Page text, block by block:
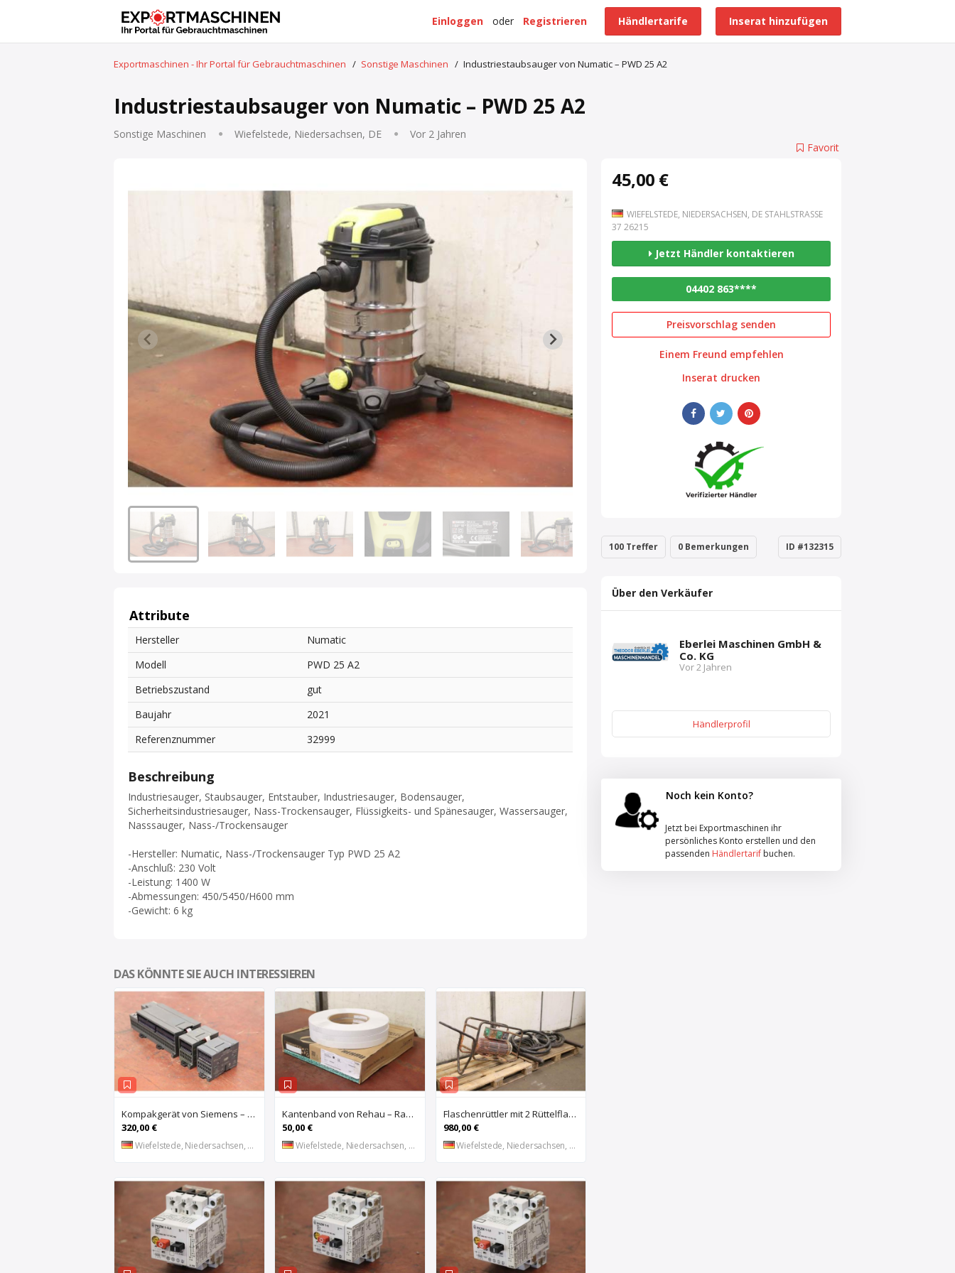
Inserat hinzufügen
Händlertarife
Registrieren
oder
Einloggen
Exportmaschinen - Ihr Portal für Gebrauchtmaschinen / Sonstige Maschinen / Industriestaubsauger von Numatic – PWD 25 A2
Industriestaubsauger von Numatic – PWD 25 A2
Sonstige Maschinen Wiefelstede, Niedersachsen, DE Vor 2 Jahren
Attribute
Hersteller
Numatic
Modell
PWD 25 A2
Betriebszustand
gut
Baujahr
2021
Referenznummer
32999
Beschreibung
Industriesauger, Staubsauger, Entstauber, Industriesauger, Bodensauger,
Sicherheitsindustriesauger, Nass-Trockensauger, Flüssigkeits- und Spänesauger, Wassersauger,
Nasssauger, Nass-/Trockensauger
-Hersteller: Numatic, Nass-/Trockensauger Typ PWD 25 A2
-Anschluß: 230 Volt
-Leistung: 1400 W
-Abmessungen: 450/5450/H600 mm
-Gewicht: 6 kg
DAS KÖNNTE SIE AUCH INTERESSIEREN
Kompakgerät von Siemens – 6ES7 216-2AD22-OXBO 6ES 221-1BF22-OXAO
320,00 €
Wiefelstede, Niedersachsen, DE
Kantenband von Rehau – Raukantex FP 28/1 97556
50,00 €
Wiefelstede, Niedersachsen, DE
Flaschenrüttler mit 2 Rüttelflaschen von Wacker – FU-4/200SW
980,00 €
Wiefelstede, Niedersachsen, DE
Favorit
45,00 €
WIEFELSTEDE, NIEDERSACHSEN, DE STAHLSTRASSE 3
7 26215
Jetzt Händler kontaktieren
04402 863****
Preisvorschlag senden
Einem Freund empfehlen
Inserat drucken
100 Treffer 0 Bemerkungen ID #132315
Über den Verkäufer
Eberlei Maschinen GmbH &
Co. KG
Vor 2 Jahren
Händlerprofil
Noch kein Konto?
Jetzt bei Exportmaschinen ihr
persönliches Konto erstellen und den
passenden Händlertarif buchen.